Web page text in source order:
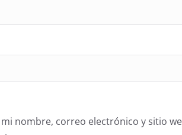
nombre, correo electrónico y sitio